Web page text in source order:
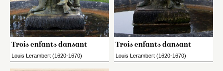
Trois enfants dansant
Louis Lerambert (1620-1670)
Trois enfants dansant
Louis Lerambert (1620-1670)